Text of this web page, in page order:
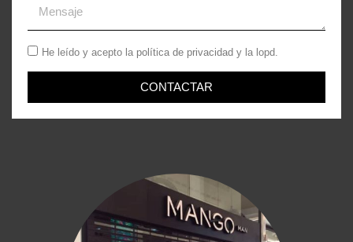
He leído y acepto la política de privacidad y la lopd.
CONTACTAR